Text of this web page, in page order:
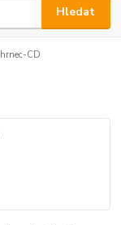
Hledat
CD